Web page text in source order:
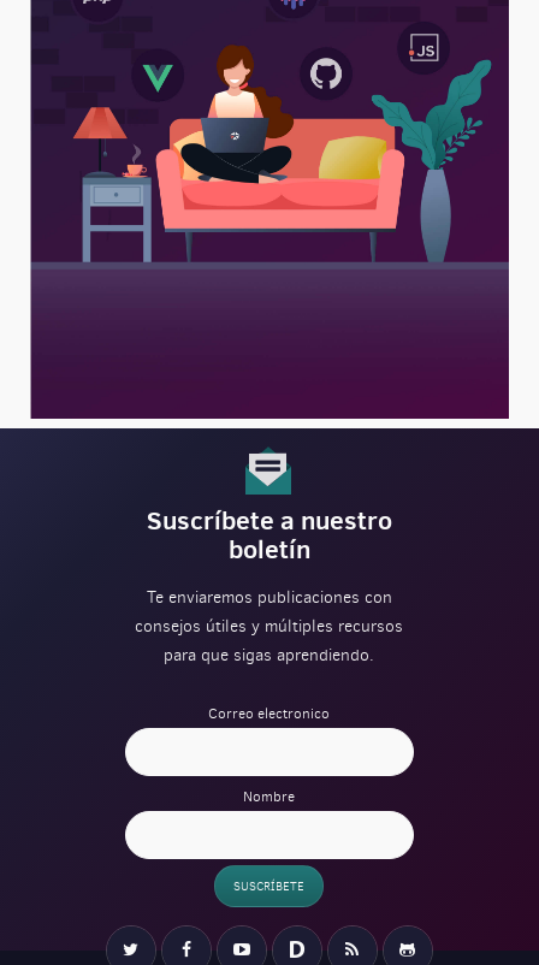
Suscríbete a nuestro
boletín
Te enviaremos publicaciones con
consejos útiles y múltiples recursos
para que sigas aprendiendo.
Correo electronico
Nombre
SUSCRÍBETE
Verification